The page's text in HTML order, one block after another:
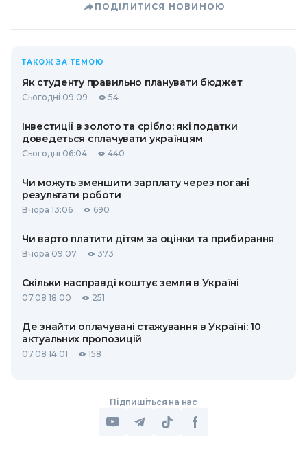
ПОДІЛИТИСЯ НОВИНОЮ
ТАКОЖ ЗА ТЕМОЮ
Як студенту правильно планувати бюджет
Сьогодні 09:09 54
Інвестиції в золото та срібло: які податки
доведеться сплачувати українцям
Сьогодні 06:04 440
Чи можуть зменшити зарплату через погані
результати роботи
Вчора 13:06 690
Чи варто платити дітям за оцінки та прибирання
Вчора 09:07 373
Скільки насправді коштує земля в Україні
07.08 18:00 251
Де знайти оплачувані стажування в Україні: 10
актуальних пропозицій
07.08 14:01 158
Підпишіться на нас